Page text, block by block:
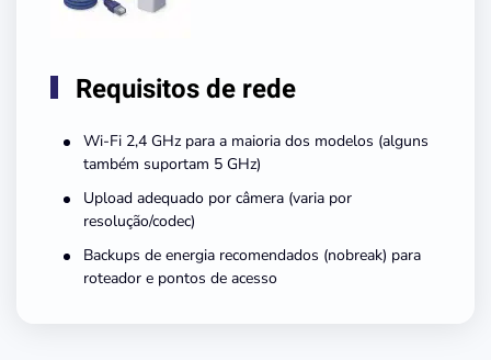
Requisitos de rede
Wi-Fi 2,4 GHz para a maioria dos modelos (alguns
também suportam 5 GHz)
Upload adequado por câmera (varia por
resolução/codec)
Backups de energia recomendados (nobreak) para
roteador e pontos de acesso